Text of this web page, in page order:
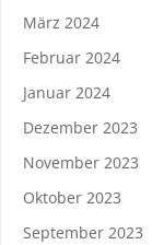
März 2024
Februar 2024
Januar 2024
Dezember 2023
November 2023
Oktober 2023
September 2023